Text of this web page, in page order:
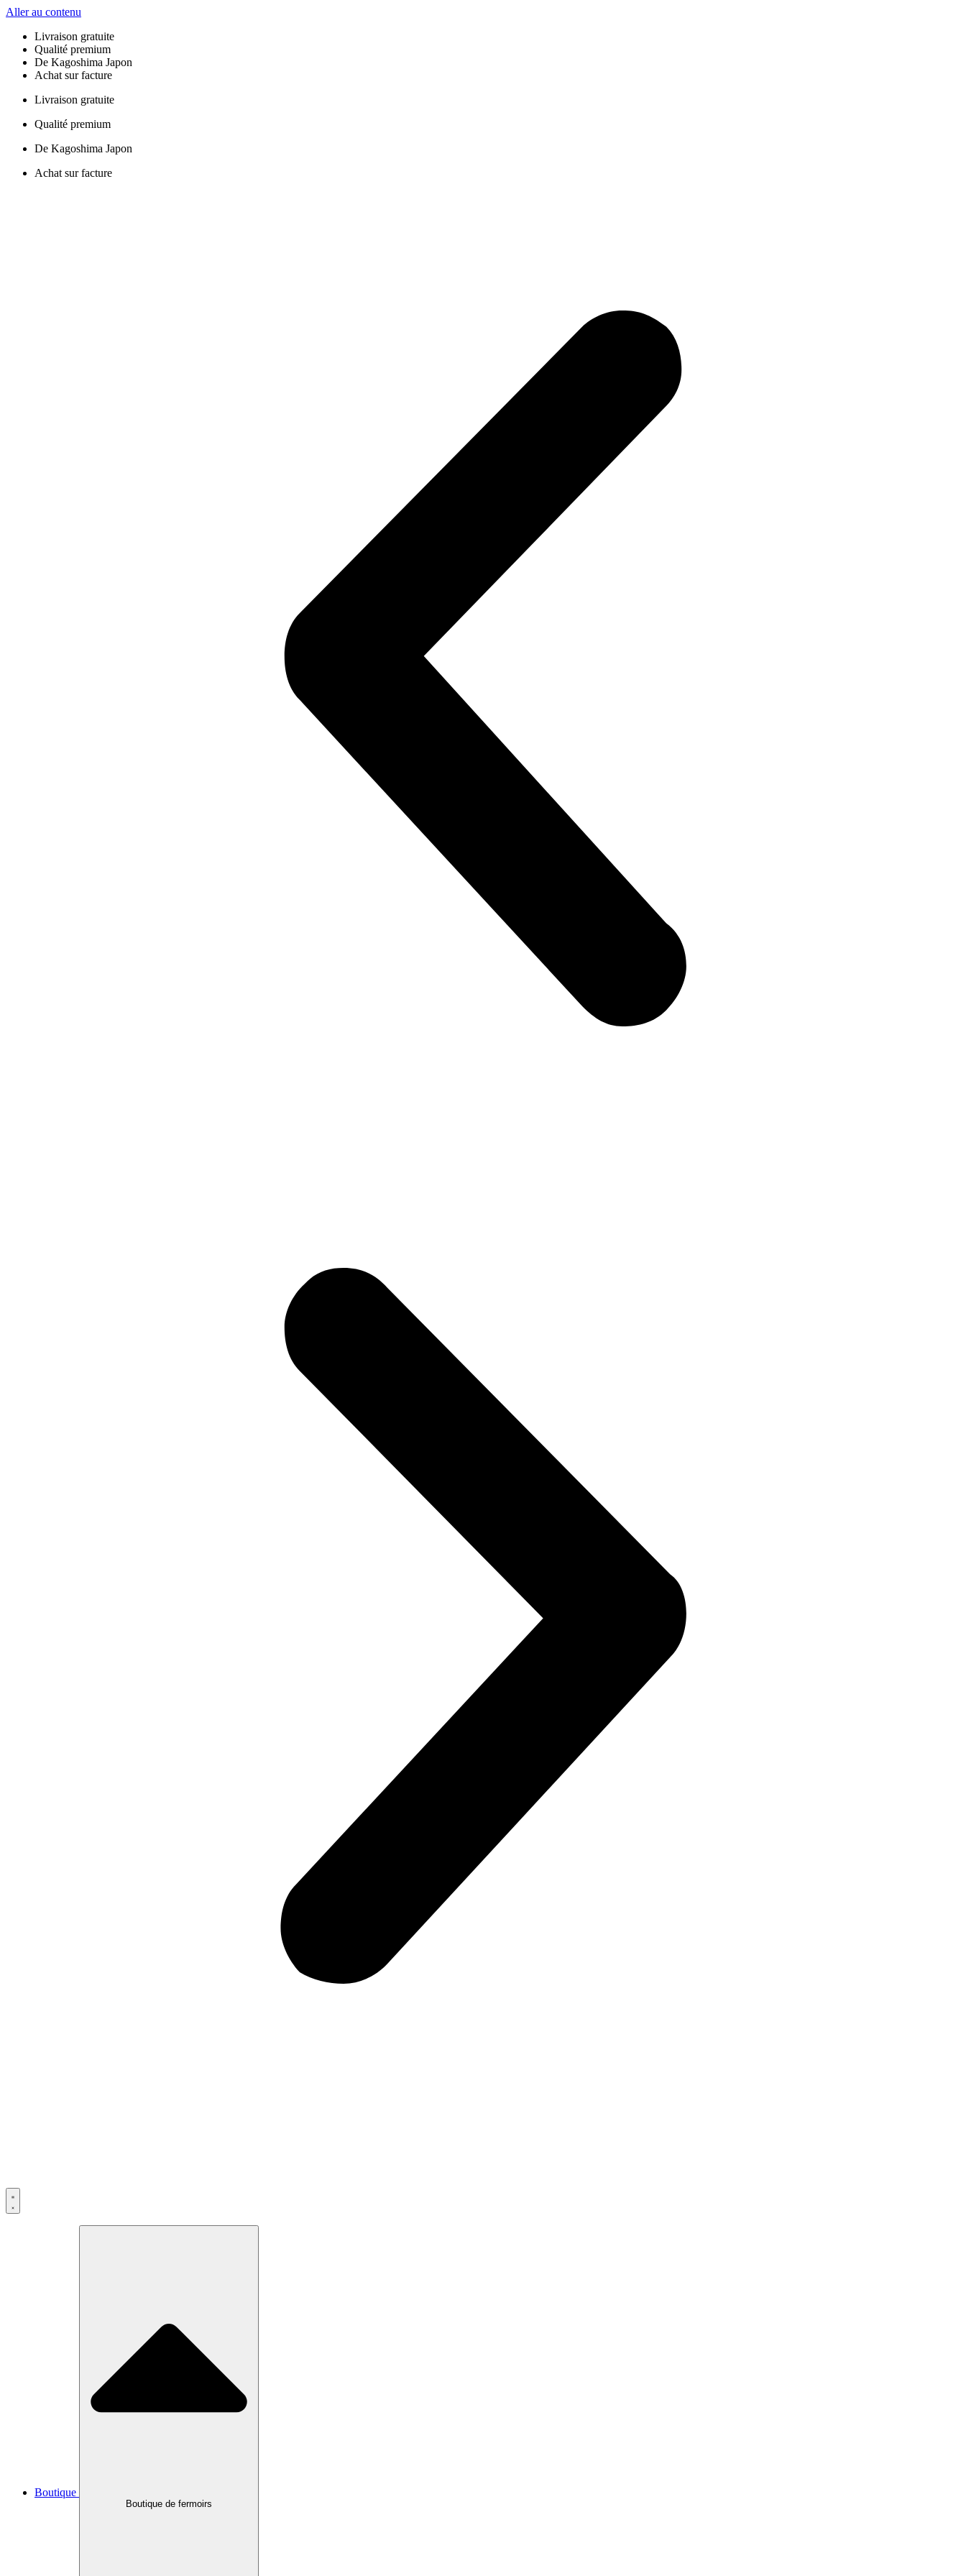
Aller au contenu
Livraison gratuite
Qualité premium
De Kagoshima Japon
Achat sur facture
Livraison gratuite
Qualité premium
De Kagoshima Japon
Achat sur facture
Boutique
Boutique de fermoirs